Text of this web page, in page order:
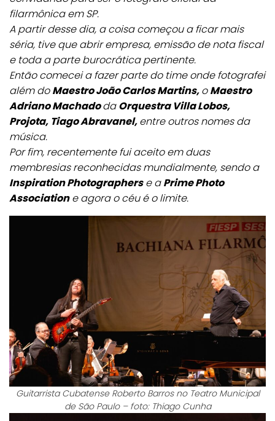
filarmônica em SP.
A partir desse dia, a coisa começou a ficar mais
séria, tive que abrir empresa, emissão de nota fiscal
e toda a parte burocrática pertinente.
Então comecei a fazer parte do time onde fotografei
além doMaestro João Carlos Martins,oMaestro
Adriano MachadodaOrquestra Villa Lobos,
Projota, Tiago Abravanel,entre outros nomes da
música.
Por fim, recentemente fui aceito em duas
membresias reconhecidas mundialmente, sendo a
Inspiration Photographerse aPrime Photo
Associatione agora o céu é o limite.
Guitarrista Cubatense Roberto Barros no Teatro Municipal
de São Paulo – foto: Thiago Cunha